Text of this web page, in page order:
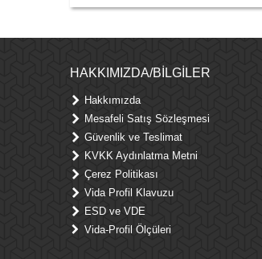
HAKKIMIZDA/BILGILER
Hakkımızda
Mesafeli Satış Sözleşmesi
Güvenlik ve Teslimat
KVKK Aydınlatma Metni
Çerez Politikası
Vida Profil Klavuzu
ESD ve VDE
Vida-Profil Ölçüleri